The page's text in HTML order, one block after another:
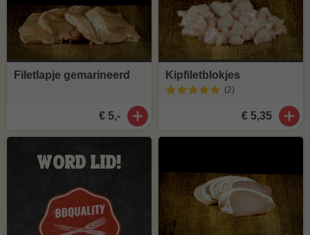
Filetlapje gemarineerd
€ 5,-
Kipfiletblokjes
(2)
€ 5,35
Word Lid!